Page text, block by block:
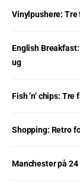
Vinylpushere: Tre
English
ug
Fish ’n’ chips:
Shopping: Retro
Manchester på